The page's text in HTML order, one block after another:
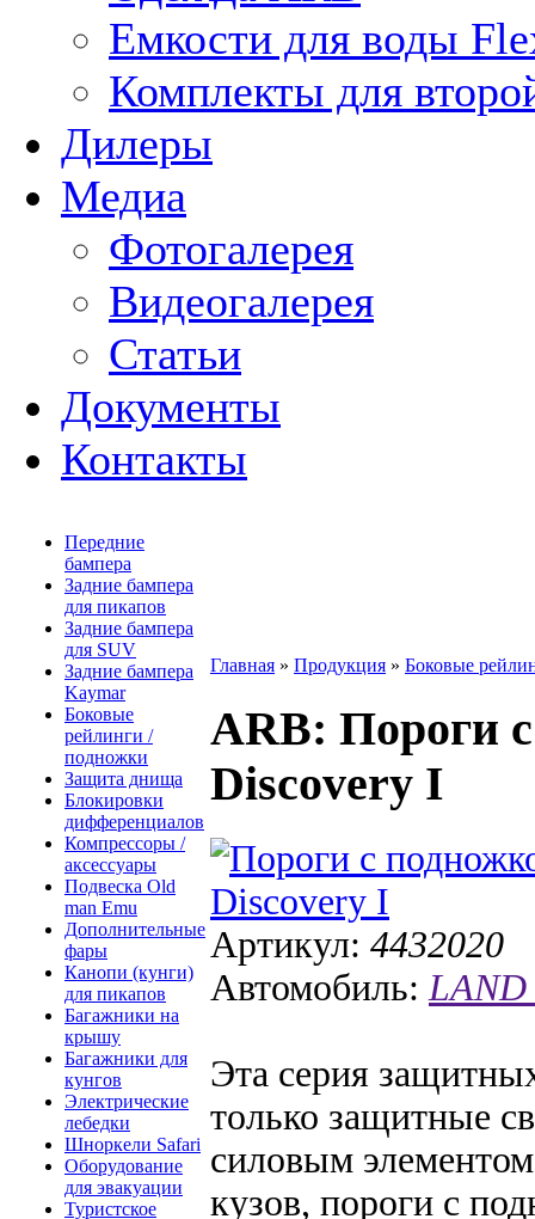
Емкости для воды
Комплекты для
Дилеры
Медиа
Фотогалерея
Видеогалерея
Статьи
Документы
Контакты
Передние
бампера
Задние бампера
для пикапов
Задние бампера
для SUV
Задние бампера
Kaymar
Боковые
рейлинги /
подножки
Защита днища
Блокировки
дифференциалов
Компрессоры /
аксессуары
Подвеска Old
man Emu
Дополнительные
фары
Канопи (кунги)
для пикапов
Багажники на
крышу
Багажники для
кунгов
Электрические
лебедки
Шноркели Safari
Оборудование
для эвакуации
Туристское
Главная » Продукция » Боковые
ARB: Пороги
Discovery I
Артикул: 4432020
Автомобиль: LAND
Эта серия
только защитные
силовым
кузов, пороги с